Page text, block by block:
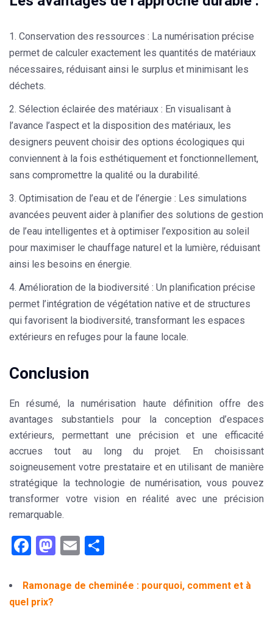
Conservation des ressources : La numérisation précise
permet de calculer exactement les quantités de matériaux
nécessaires, réduisant ainsi le surplus et minimisant les
déchets.
Sélection éclairée des matériaux : En visualisant à
l’avance l’aspect et la disposition des matériaux, les
designers peuvent choisir des options écologiques qui
conviennent à la fois esthétiquement et fonctionnellement,
sans compromettre la qualité ou la durabilité.
Optimisation de l’eau et de l’énergie : Les simulations
avancées peuvent aider à planifier des solutions de gestion
de l’eau intelligentes et à optimiser l’exposition au soleil
pour maximiser le chauffage naturel et la lumière, réduisant
ainsi les besoins en énergie.
Amélioration de la biodiversité : Un planification précise
permet l’intégration de végétation native et de structures
qui favorisent la biodiversité, transformant les espaces
extérieurs en refuges pour la faune locale.
Conclusion
En résumé, la numérisation haute définition offre des
avantages substantiels pour la conception d’espaces
extérieurs, permettant une précision et une efficacité
accrues tout au long du projet. En choisissant
soigneusement votre prestataire et en utilisant de manière
stratégique la technologie de numérisation, vous pouvez
transformer votre vision en réalité avec une précision
remarquable.
Facebook
Mastodon
Email
Ramonage de cheminée : pourquoi, comment et à
quel prix?